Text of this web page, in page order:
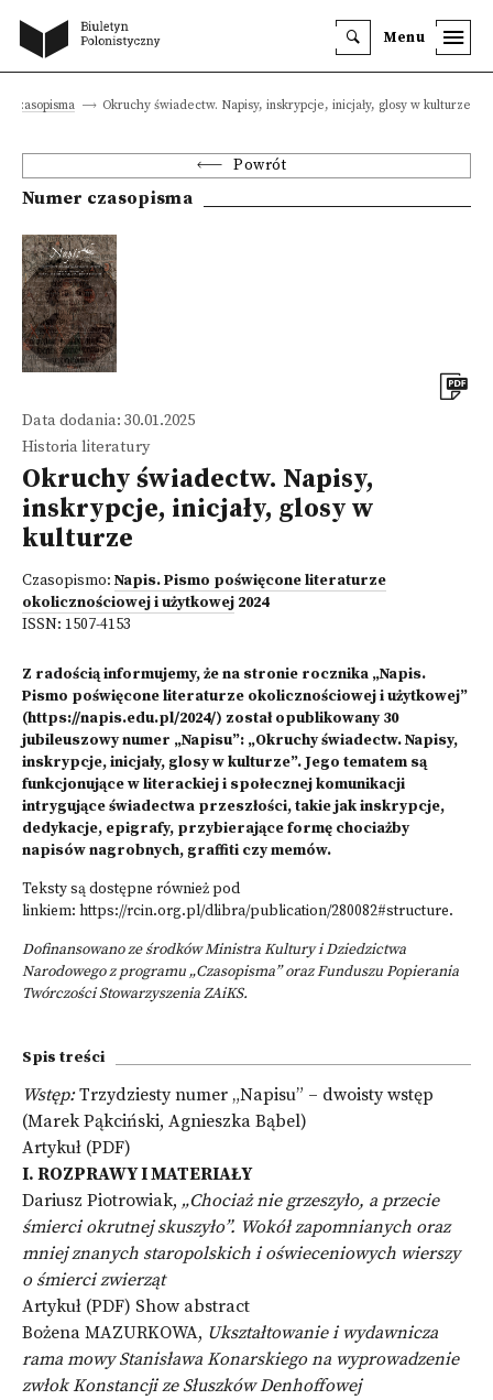
Menu
Czasopisma Okruchy świadectw. Napisy, inskrypcje, inicjały, glosy w kulturze
Powrót
Numer czasopisma
Data dodania: 30.01.2025
Historia literatury
Okruchy świadectw. Napisy,
inskrypcje, inicjały, glosy w
kulturze
Czasopismo: Napis. Pismo poświęcone literaturze
okolicznościowej i użytkowej 2024
ISSN: 1507-4153
Z radością informujemy, że na stronie rocznika „Napis.
Pismo poświęcone literaturze okolicznościowej i użytkowej”
(https://napis.edu.pl/2024/) został opublikowany 30
jubileuszowy numer „Napisu”: „Okruchy świadectw. Napisy,
inskrypcje, inicjały, glosy w kulturze”. Jego tematem są
funkcjonujące w literackiej i społecznej komunikacji
intrygujące świadectwa przeszłości, takie jak inskrypcje,
dedykacje, epigrafy, przybierające formę chociażby
napisów nagrobnych, graffiti czy memów.
Teksty są dostępne również pod
linkiem: https://rcin.org.pl/dlibra/publication/280082#structure.
Dofinansowano ze środków Ministra Kultury i Dziedzictwa
Narodowego z programu „Czasopisma” oraz Funduszu Popierania
Twórczości Stowarzyszenia ZAiKS.
Spis treści
Wstęp:Trzydziesty numer „Napisu” – dwoisty wstęp
(Marek Pąkciński, Agnieszka Bąbel)
Artykuł (PDF)
I. ROZPRAWY I MATERIAŁY
Dariusz Piotrowiak, „Chociaż nie grzeszyło, a przecie
śmierci okrutnej skuszyło”. Wokół zapomnianych oraz
mniej znanych staropolskich i oświeceniowych wierszy
o śmierci zwierząt
Artykuł (PDF) Show abstract
Bożena MAZURKOWA, Ukształtowanie i wydawnicza
rama mowy Stanisława Konarskiego na wyprowadzenie
zwłok Konstancji ze Słuszków Denhoffowej